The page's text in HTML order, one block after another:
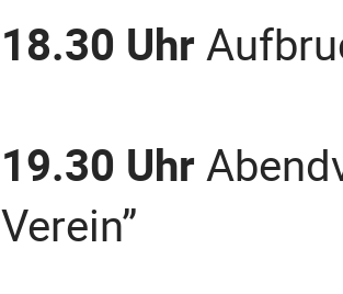
18.30 Uhr
19.30 Uhr
Verein”